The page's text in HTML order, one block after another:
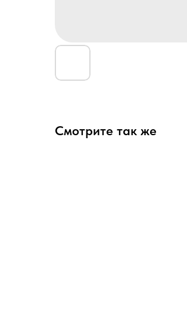
Смотрите так же